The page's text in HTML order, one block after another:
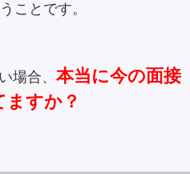
ことです。
場合、 本当に今の面接
すか？